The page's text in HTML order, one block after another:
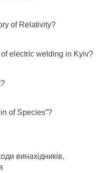
of Relativity?
electric welding in Kyiv?
of Species”?
винахідників,